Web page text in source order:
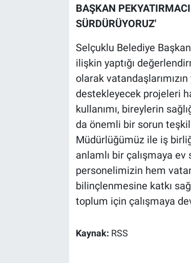
BAŞKAN
SÜRDÜRÜYORUZ'
Selçuklu Belediye
ilişkin yaptığı
olarak
destekleyecek projeleri
kullanımı, bireylerin
da önemli bir sorun
Müdürlüğümüz ile iş
anlamlı bir çalışmaya
personelimizin hem
bilinçlenmesine katkı
toplum için çalışmaya
Kaynak: RSS